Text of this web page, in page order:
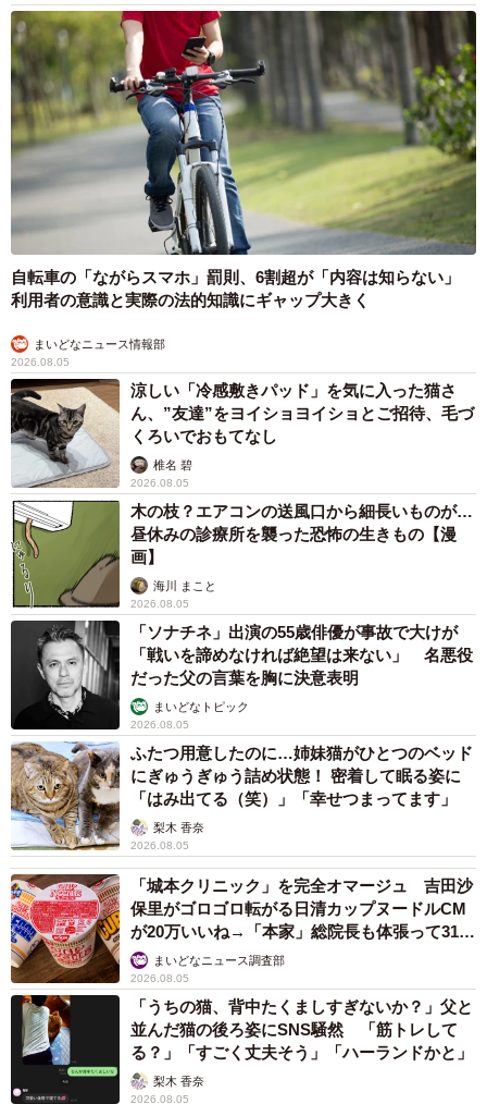
自転車の「ながらスマホ」罰則、6割超が「内容は知らない」
利用者の意識と実際の法的知識にギャップ大きく
まいどなニュース情報部
2026.08.05
涼しい「冷感敷きパッド」を気に入った猫さ
ん、”友達”をヨイショヨイショとご招待、毛づ
くろいでおもてなし
椎名 碧
2026.08.05
木の枝？エアコンの送風口から細長いものが…
昼休みの診療所を襲った恐怖の生きもの【漫
画】
海川 まこと
2026.08.05
「ソナチネ」出演の55歳俳優が事故で大けが
「戦いを諦めなければ絶望は来ない」 名悪役
だった父の言葉を胸に決意表明
まいどなトピック
2026.08.05
ふたつ用意したのに…姉妹猫がひとつのベッド
にぎゅうぎゅう詰め状態！ 密着して眠る姿に
「はみ出てる（笑）」「幸せつまってます」
梨木 香奈
2026.08.05
「城本クリニック」を完全オマージュ 吉田沙
保里がゴロゴロ転がる日清カップヌードルCM
が20万いいね→「本家」総院長も体張って31万
いいねまいどなニュース調査部
2026.08.05
「うちの猫、背中たくましすぎないか？」父と
並んだ猫の後ろ姿にSNS騒然 「筋トレして
る？」「すごく丈夫そう」「ハーランドかと」
梨木 香奈
2026.08.05